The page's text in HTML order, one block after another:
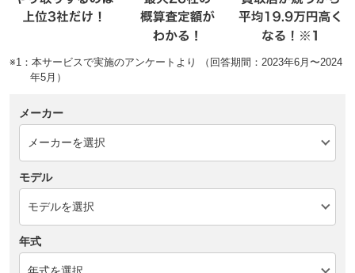
※1：本サービスで実施のアンケートより （回答期間：2023年6月〜2024
年5月）
メーカー
モデル
年式